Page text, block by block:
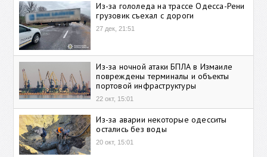
Из-за гололеда на трассе Одесса-Рени
грузовик съехал с дороги
27 дек, 21:51
Из-за ночной атаки БПЛА в Измаиле
повреждены терминалы и объекты
портовой инфраструктуры
22 окт, 15:01
Из-за аварии некоторые одесситы
остались без воды
20 окт, 15:01